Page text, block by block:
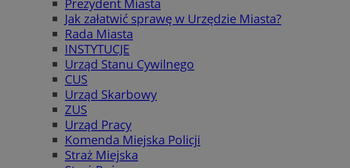
Jak załatwić sprawę w Urzędzie Miasta?
Rada Miasta
INSTYTUCJE
Urząd Stanu Cywilnego
CUS
Urząd Skarbowy
ZUS
Urząd Pracy
Komenda Miejska Policji
Straż Miejska